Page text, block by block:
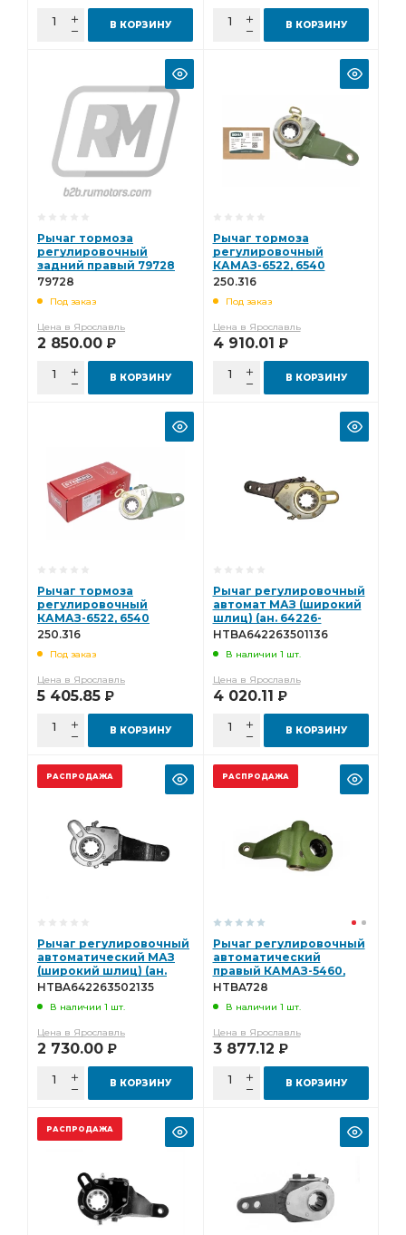
В КОРЗИНУ В КОРЗИНУ
Рычаг тормоза
регулировочный
задний правый 79728
79728
Под заказ
Цена в Ярославль
2 850.00 Р
В КОРЗИНУ
Рычаг тормоза
регулировочный
КАМАЗ-6522, 6540
задний правый 79728
Китай) 250.316
250.316
Под заказ
Цена в Ярославль
4 910.01 Р
В КОРЗИНУ
Рычаг тормоза
регулировочный
КАМАЗ-6522, 6540
задний правый 79728
(STENERS, Китай) 250.316
250.316
Под заказ
Цена в Ярославль
5 405.85 Р
В КОРЗИНУ
Рычаг регулировочный
автомат МАЗ (широкий
шлиц) (ан. 64226-
3501136) Hottecke - не
HTBA642263501136
HTBA642263501136
В наличии 1 шт.
Цена в Ярославль
4 020.11 Р
В КОРЗИНУ
РАСПРОДАЖА
Рычаг регулировочный
автоматический МАЗ
(широкий шлиц) (ан.
64226-3502135) Hottecke
HTBA642263502135
HTBA642263502135
В наличии 1 шт.
Цена в Ярославль
2 730.00 Р
В КОРЗИНУ
РАСПРОДАЖА
Рычаг регулировочный
автоматический
правый КАМАЗ-5460,
6560, 6522 (аналог
HTBA728
HTBA728
В наличии 1 шт.
Цена в Ярославль
3 877.12 Р
В КОРЗИНУ
РАСПРОДАЖА